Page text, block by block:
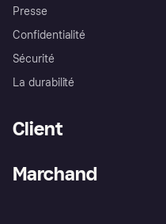
Presse
Confidentialité
Sécurité
La durabilité
Client
Marchand